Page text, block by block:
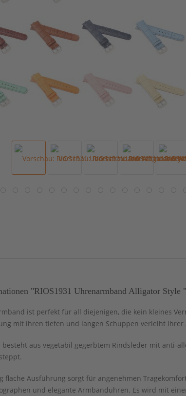
"RIOS1931 Uhrenarmband Alligator
ist perfekt für all diejenigen, die kein kleines
mit ihren tiefen und langen Schuppen verleiht Ihrer
besteht aus vegetabil gegerbtem Rindsleder mit anti-
flache Ausführung sorgt für angenehmen
und elegante Armbanduhren. Es wird mit